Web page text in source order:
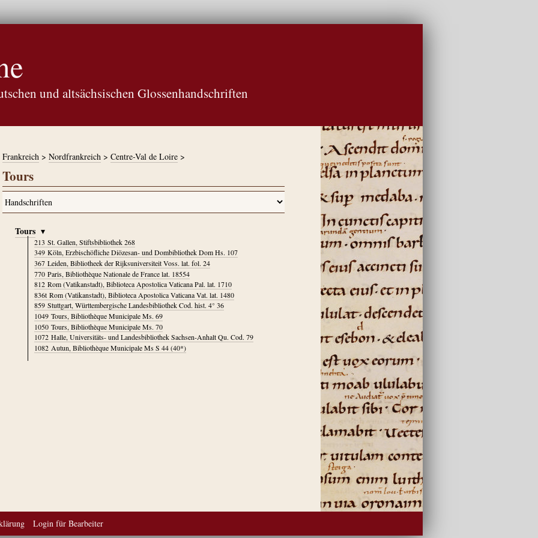
und altsächsischen Glossenhandschriften
Frankreich > Nordfrankreich > Centre-Val de Loire >
Tours
Tours ▾
213 St. Gallen, Stiftsbibliothek 268
349 Köln, Erzbischöfliche Diözesan- und Dombibliothek Dom Hs. 107
367 Leiden, Bibliotheek der Rijksuniversiteit Voss. lat. fol. 24
770 Paris, Bibliothèque Nationale de France lat. 18554
812 Rom (Vatikanstadt), Biblioteca Apostolica Vaticana Pal. lat. 1710
836t Rom (Vatikanstadt), Biblioteca Apostolica Vaticana Vat. lat. 1480
859 Stuttgart, Württembergische Landesbibliothek Cod. hist. 4° 36
1049 Tours, Bibliothèque Municipale Ms. 69
1050 Tours, Bibliothèque Municipale Ms. 70
1072 Halle, Universitäts- und Landesbibliothek Sachsen-Anhalt Qu. Cod. 79
1082 Autun, Bibliothèque Municipale Ms S 44 (40*)
Login für Bearbeiter